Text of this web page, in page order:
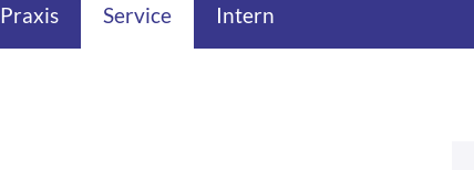
Praxis Service Intern